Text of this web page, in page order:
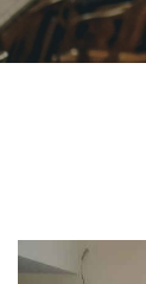
البحث العلمي
الأنظمة الذكية